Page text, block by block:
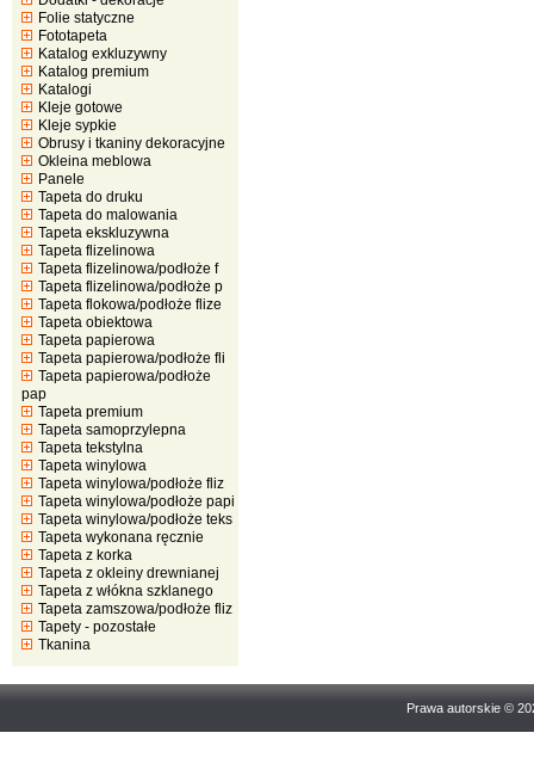
Folie statyczne
Fototapeta
Katalog exkluzywny
Katalog premium
Katalogi
Kleje gotowe
Kleje sypkie
Obrusy i tkaniny dekoracyjne
Okleina meblowa
Panele
Tapeta do druku
Tapeta do malowania
Tapeta ekskluzywna
Tapeta flizelinowa
Tapeta flizelinowa/podłoże f
Tapeta flizelinowa/podłoże p
Tapeta flokowa/podłoże flize
Tapeta obiektowa
Tapeta papierowa
Tapeta papierowa/podłoże fli
Tapeta papierowa/podłoże
pap
Tapeta premium
Tapeta samoprzylepna
Tapeta tekstylna
Tapeta winylowa
Tapeta winylowa/podłoże fliz
Tapeta winylowa/podłoże papi
Tapeta winylowa/podłoże teks
Tapeta wykonana ręcznie
Tapeta z korka
Tapeta z okleiny drewnianej
Tapeta z włókna szklanego
Tapeta zamszowa/podłoże fliz
Tapety - pozostałe
Tkanina
Prawa autorskie ©